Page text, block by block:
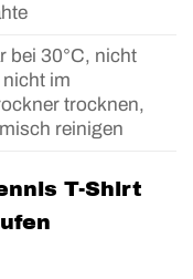
bei 30°C, nicht
im
trocknen,
reinigen
T-Shirt